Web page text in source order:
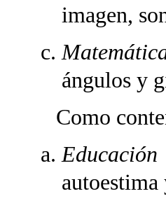
imagen,
ángulos y
Como
autoestima